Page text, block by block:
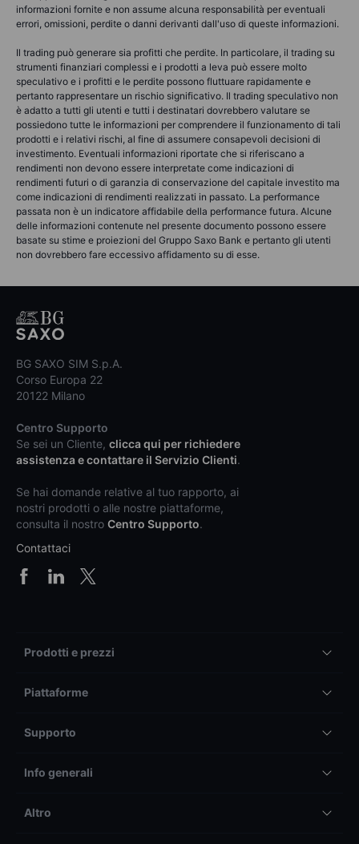
informazioni fornite e non assume alcuna responsabilità per eventuali
errori, omissioni, perdite o danni derivanti dall'uso di queste informazioni.
Il trading può generare sia profitti che perdite. In particolare, il trading su
strumenti finanziari complessi e i prodotti a leva può essere molto
speculativo e i profitti e le perdite possono fluttuare rapidamente e
pertanto rappresentare un rischio significativo. Il trading speculativo non
è adatto a tutti gli utenti e tutti i destinatari dovrebbero valutare se
possiedono tutte le informazioni per comprendere il funzionamento di tali
prodotti e i relativi rischi, al fine di assumere consapevoli decisioni di
investimento. Eventuali informazioni riportate che si riferiscano a
rendimenti non devono essere interpretate come indicazioni di
rendimenti futuri o di garanzia di conservazione del capitale investito ma
come indicazioni di rendimenti realizzati in passato. La performance
passata non è un indicatore affidabile della performance futura. Alcune
delle informazioni contenute nel presente documento possono essere
basate su stime e proiezioni del Gruppo Saxo Bank e pertanto gli utenti
non dovrebbero fare eccessivo affidamento su di esse.
BG SAXO SIM S.p.A.
Corso Europa 22
20122 Milano
Centro Supporto
Se sei un Cliente, clicca qui per richiedere
assistenza e contattare il Servizio Clienti.
Se hai domande relative al tuo rapporto, ai
nostri prodotti o alle nostre piattaforme,
consulta il nostro Centro Supporto.
Contattaci
Prodotti e prezzi
Piattaforme
Supporto
Info generali
Altro